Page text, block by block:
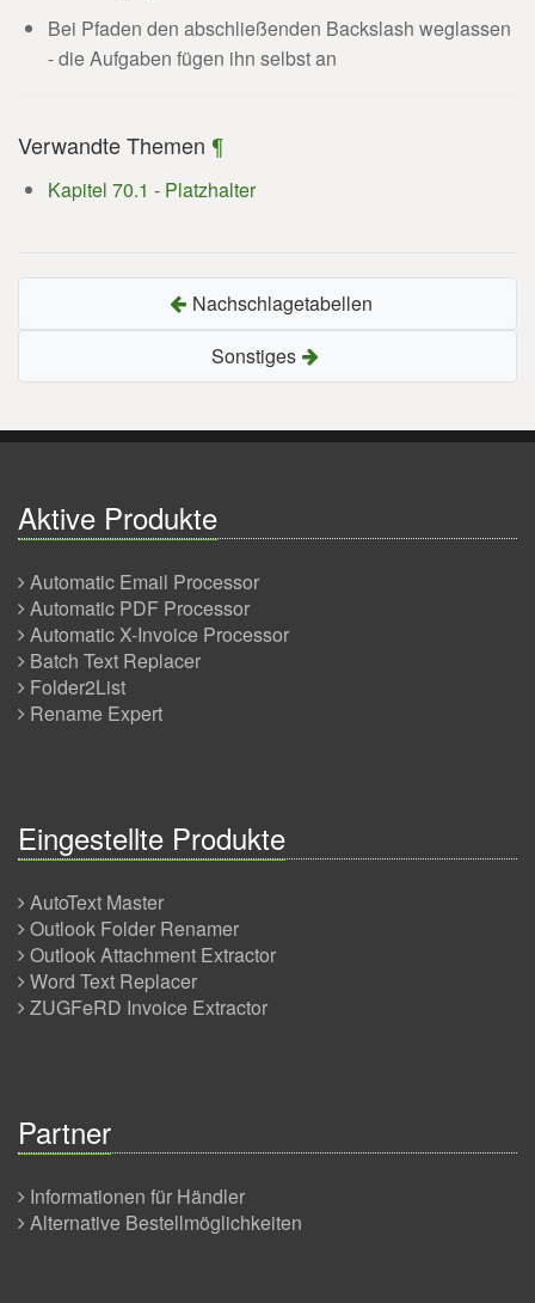
Bei Pfaden den abschließenden Backslash weglassen
- die Aufgaben fügen ihn selbst an
Verwandte Themen ¶
Kapitel 70.1 - Platzhalter
Nachschlagetabellen
Sonstiges
Aktive Produkte
Automatic Email Processor
Automatic PDF Processor
Automatic X-Invoice Processor
Batch Text Replacer
Folder2List
Rename Expert
Eingestellte Produkte
AutoText Master
Outlook Folder Renamer
Outlook Attachment Extractor
Word Text Replacer
ZUGFeRD Invoice Extractor
Partner
Informationen für Händler
Alternative Bestellmöglichkeiten